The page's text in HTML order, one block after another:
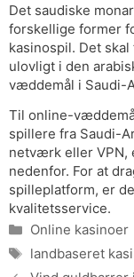
Det saudiske
forskellige former
kasinospil. Det
ulovligt i den
væddemål i Saudi-
Til online-
spillere fra Saudi-
netværk eller VPN,
nedenfor. For at
spilleplatform, er
kvalitetsservice.
Categories
Online kasinoer
Tags
landbaseret